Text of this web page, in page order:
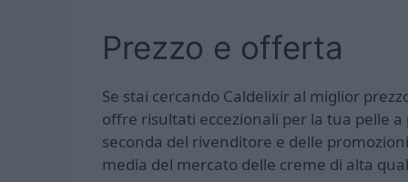
Prezzo e offerta
Se stai cercando Caldelixir al miglior
offre risultati eccezionali per la tua pelle
seconda del rivenditore e delle
media del mercato delle creme di alta